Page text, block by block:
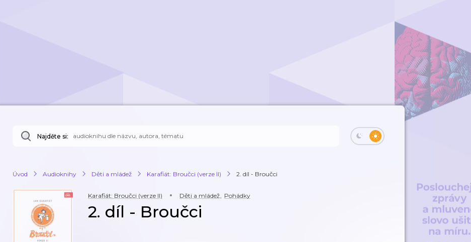
Najděte si:
Úvod Audioknihy Děti a mládež Karafiát: Broučci (verze II) 2. díl - Broučci
Karafiát: Broučci (verze II) Děti a mládež, Pohádky
2. díl - Broučci